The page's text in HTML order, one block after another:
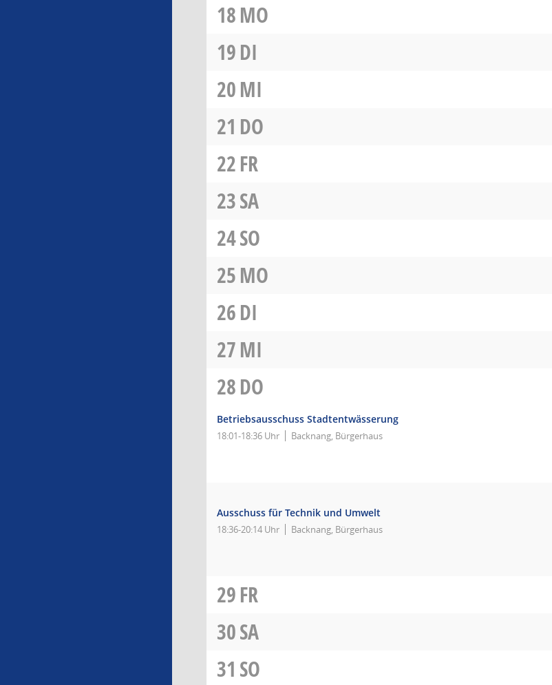
18MO
19DI
20MI
21 DO
22FR
23SA
24SO
25MO
26DI
27MI
28DO
Betriebsausschuss Stadtentwässerung
18:01-18:36 Uhr Backnang, Bürgerhaus
Ausschuss für Technik und Umwelt
18:36-20:14 Uhr Backnang, Bürgerhaus
29FR
30SA
31 SO